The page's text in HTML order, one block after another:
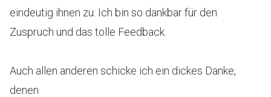
eindeutig ihnen zu. Ich bin so dankbar für den
Zuspruch und das tolle Feedback.
Auch allen anderen schicke ich ein dickes Danke,
denen